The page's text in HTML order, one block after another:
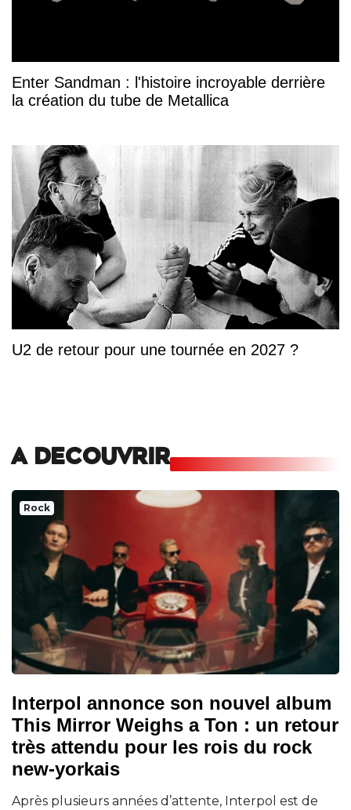
Enter Sandman : l'histoire incroyable derrière
la création du tube de Metallica
U2 de retour pour une tournée en 2027 ?
A DECOUVRIR
Rock
Interpol annonce son nouvel album
This Mirror Weighs a Ton : un retour
très attendu pour les rois du rock
new-yorkais
Après plusieurs années d’attente, Interpol est de